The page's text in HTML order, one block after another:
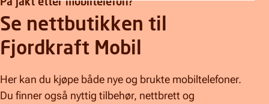
På jakt etter mobiltelefon?
Se nettbutikken til
Fjordkraft Mobil
Her kan du kjøpe både nye og brukte mobiltelefoner.
Du finner også nyttig tilbehør, nettbrett og